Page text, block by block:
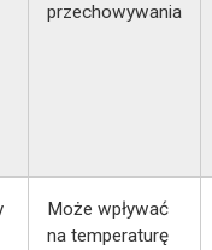
przechowywania
Może wpływać
na temperaturę